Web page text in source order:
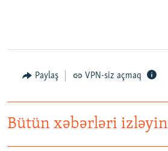
Paylaş VPN-siz açmaq
Bütün xəbərləri izləyin